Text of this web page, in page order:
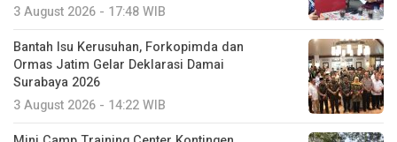
3 August 2026 - 17:48 WIB
Bantah Isu Kerusuhan, Forkopimda dan
Ormas Jatim Gelar Deklarasi Damai
Surabaya 2026
3 August 2026 - 14:22 WIB